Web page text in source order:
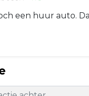
een huur auto.